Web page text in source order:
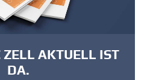
ZELL AKTUELL IST
DA.